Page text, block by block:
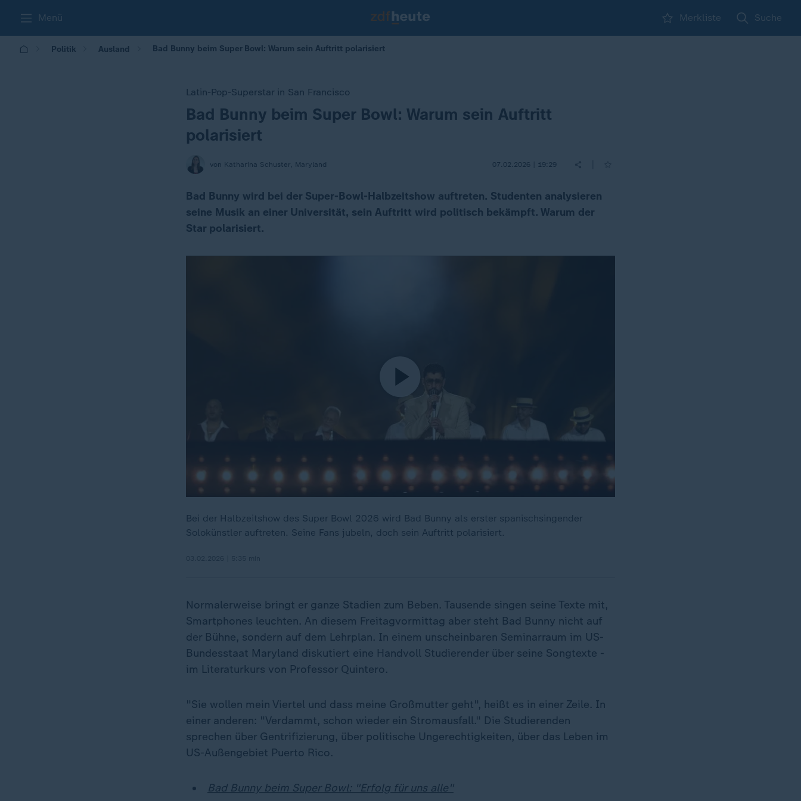
Menü Merkliste Suche
Politik Ausland Bad Bunny beim Super Bowl: Warum sein Auftritt polarisiert
Latin-Pop-Superstar in San Francisco
:Bad Bunny beim Super Bowl: Warum sein Auftritt
polarisiert
von Katharina Schuster, Maryland 07.02.2026 | 19:29
Bad Bunny wird bei der Super-Bowl-Halbzeitshow auftreten. Studenten analysieren
seine Musik an einer Universität, sein Auftritt wird politisch bekämpft. Warum der
Star polarisiert.
Bei der Halbzeitshow des Super Bowl 2026 wird Bad Bunny als erster spanischsingender
Solokünstler auftreten. Seine Fans jubeln, doch sein Auftritt polarisiert.
Normalerweise bringt er ganze Stadien zum Beben. Tausende singen seine Texte mit,
Smartphones leuchten. An diesem Freitagvormittag aber steht Bad Bunny nicht auf
der Bühne, sondern auf dem Lehrplan. In einem unscheinbaren Seminarraum im US-
Bundesstaat Maryland diskutiert eine Handvoll Studierender über seine Songtexte -
im Literaturkurs von Professor Quintero.
"Sie wollen mein Viertel und dass meine Großmutter geht", heißt es in einer Zeile. In
einer anderen: "Verdammt, schon wieder ein Stromausfall." Die Studierenden
sprechen über Gentrifizierung, über politische Ungerechtigkeiten, über das Leben im
US-Außengebiet Puerto Rico.
Bad Bunny beim Super Bowl: "Erfolg für uns alle"